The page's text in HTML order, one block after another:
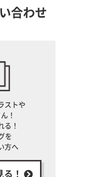
合わせ
ストや
！
る！
を
方へ
！